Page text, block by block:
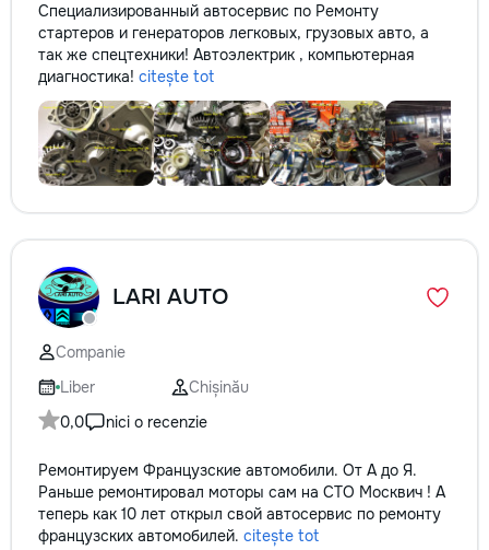
Специализированный автосервис по Ремонту
стартеров и генераторов легковых, грузовых авто, а
так же спецтехники! Автоэлектрик , компьютерная
диагностика! citește tot
LARI AUTO
Companie
Liber
Chișinău
0,0
nici o recenzie
Ремонтируем Французские автомобили. От А до Я.
Раньше ремонтировал моторы сам на СТО Москвич ! А
теперь как 10 лет открыл свой автосервис по ремонту
французских автомобилей. citește tot